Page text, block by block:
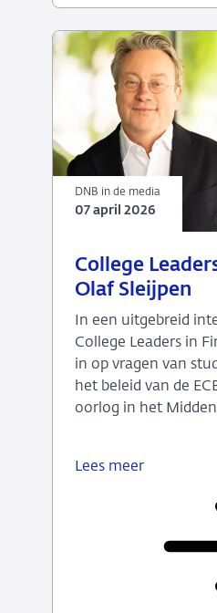
grillig
eerste
College
Olaf Sleijpen
07
april
DNB
in
media
In een uitgebreid
College Leaders in
in op vragen van
het beleid van de
oorlog in het
Lees meerCollege
met
DNB in de media
07 april 2026